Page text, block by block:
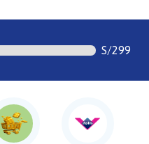
S/299